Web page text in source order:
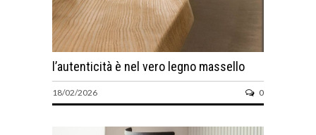
l’autenticità è nel vero legno massello
18/02/2026 0